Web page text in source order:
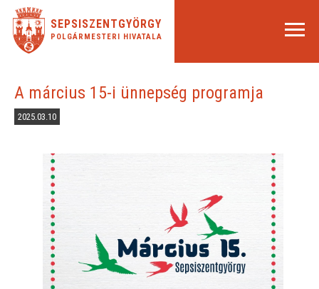
SEPSISZENTGYÖRGY
POLGÁRMESTERI HIVATALA
A március 15-i ünnepség programja
2025.03.10